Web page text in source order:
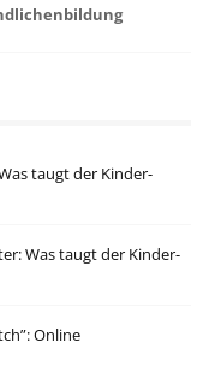
taugt der Kinder-
Was taugt der Kinder-
Online